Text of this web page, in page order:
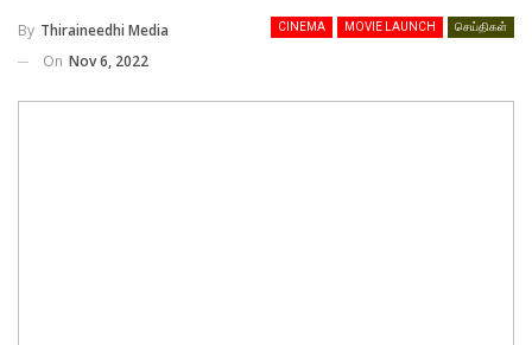
CINEMA MOVIE LAUNCH செய்திகள்
By Thiraineedhi Media
On Nov 6, 2022